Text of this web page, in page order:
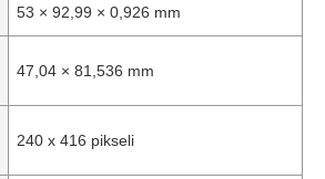
53 × 92,99 × 0,926 mm
47,04 × 81,536 mm
240 x 416 pikseli